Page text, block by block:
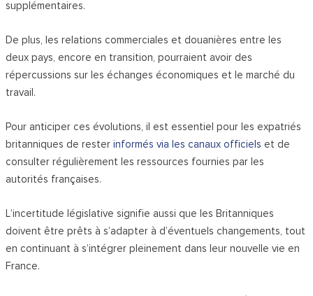
supplémentaires.
De plus, les relations commerciales et douanières entre les
deux pays, encore en transition, pourraient avoir des
répercussions sur les échanges économiques et le marché du
travail.
Pour anticiper ces évolutions, il est essentiel pour les expatriés
britanniques de resterinformés via les canaux officiels et de
consulter régulièrement les ressources fournies par les
autorités françaises.
L’incertitude législative signifie aussi que les Britanniques
doivent être prêts à s’adapter à d’éventuels changements, tout
en continuant à s’intégrer pleinement dans leur nouvelle vie en
France.